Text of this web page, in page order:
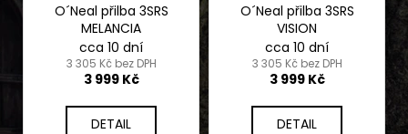
O´Neal přilba 3SRS
MELANCIA
cca 10 dní
3 305 Kč bez DPH
3 999 Kč
DETAIL
O´Neal přilba 3SRS
VISION
cca 10 dní
3 305 Kč bez DPH
3 999 Kč
DETAIL